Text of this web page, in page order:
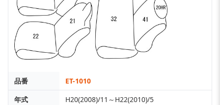
品番
ET-1010
年式
H20(2008)/11～H22(2010)/5